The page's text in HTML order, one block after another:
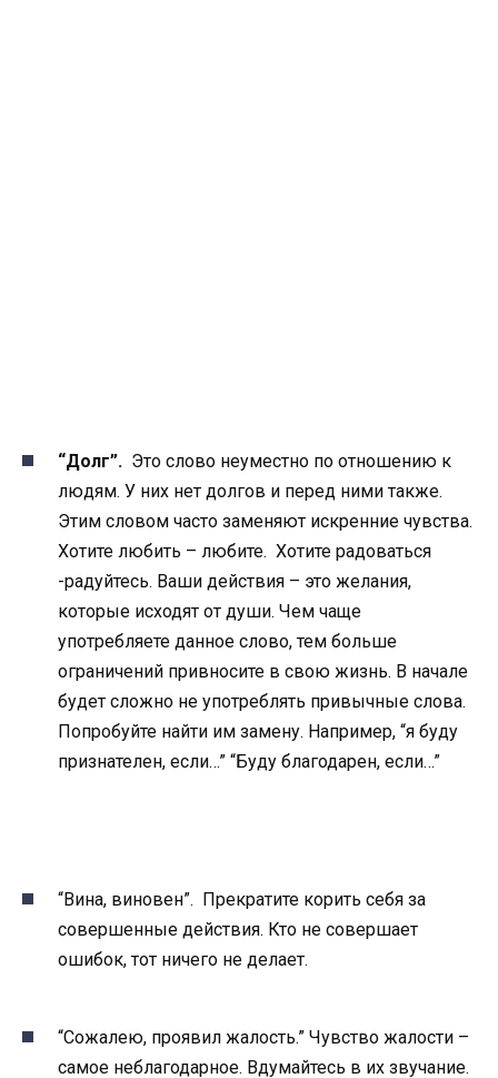
“Долг”. Это слово неуместно по отношению к
людям. У них нет долгов и перед ними также.
Этим словом часто заменяют искренние чувства.
Хотите любить – любите. Хотите радоваться
-радуйтесь. Ваши действия – это желания,
которые исходят от души. Чем чаще
употребляете данное слово, тем больше
ограничений привносите в свою жизнь. В начале
будет сложно не употреблять привычные слова.
Попробуйте найти им замену. Например, “я буду
признателен, если…” “Буду благодарен, если…”
“Вина, виновен”.
Прекратите корить себя за
совершенные действия. Кто не совершает
ошибок, тот ничего не делает.
“Сожалею, проявил жалость.” Чувство жалости –
самое неблагодарное. Вдумайтесь в их звучание.